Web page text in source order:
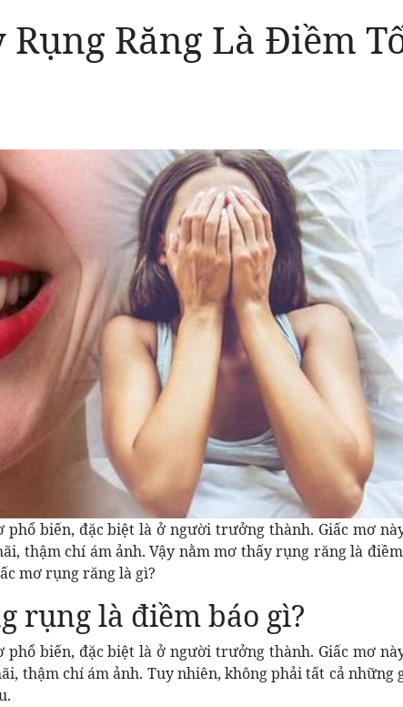
Răng Là Điềm
biến, đặc biệt là ở người trưởng thành. Giấc mơ
thậm chí ám ảnh. Vậy nằm mơ thấy rụng răng là
mơ rụng răng là gì?
rụng là điềm báo gì?
biến, đặc biệt là ở người trưởng thành. Giấc mơ
thậm chí ám ảnh. Tuy nhiên, không phải tất cả những